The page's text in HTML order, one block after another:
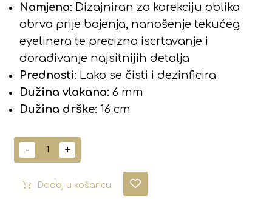
Namjena: Dizajniran za korekciju oblika
obrva prije bojenja, nanošenje tekućeg
eyelinera te precizno iscrtavanje i
dorađivanje najsitnijih detalja
Prednosti: Lako se čisti i dezinficira
Dužina vlakana: 6 mm
Dužina drške: 16 cm
- +
Dodaj u košaricu